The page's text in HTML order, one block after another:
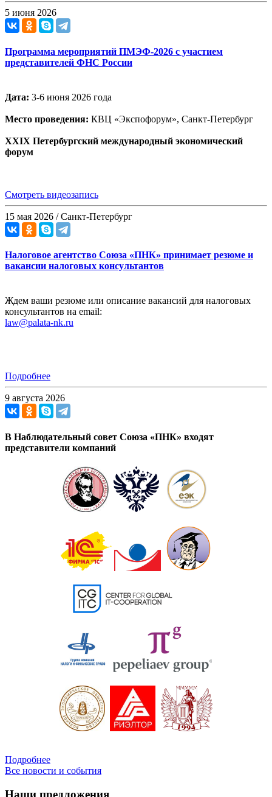
5 июня 2026
Программа мероприятий ПМЭФ-2026 с участием
представителей ФНС России
Дата: 3-6 июня 2026 года
Место проведения: КВЦ «Экспофорум», Санкт-Петербург
XXIX Петербургский международный экономический
форум
Смотреть видеозапись
15 мая 2026 / Санкт-Петербург
Налоговое агентство Союза «ПНК» принимает резюме и
вакансии налоговых консультантов
Ждем ваши резюме или описание вакансий для налоговых
консультантов на email:
law@palata-nk.ru
Подробнее
9 августа 2026
В Наблюдательный совет Союза «ПНК» входят
представители компаний
Подробнее
Все новости и события
Наши предложения